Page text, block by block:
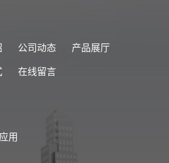
公司动态 产品展厅
在线留言
用